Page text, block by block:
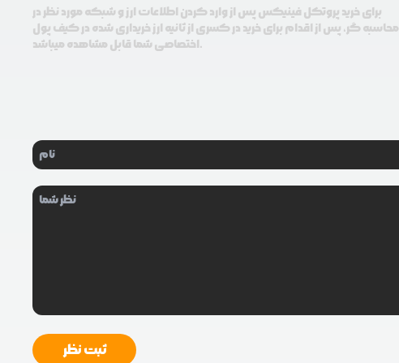
برای خرید پروتکل فینیکس پس از وارد کردن اطلاعات ارز و شبکه مورد نظر در
محاسبه گر، پس از اقدام برای خرید در کسری از ثانیه ارز خریداری شده در کیف پول
اختصاصی شما قابل مشاهده میباشد.
ثبت نظر